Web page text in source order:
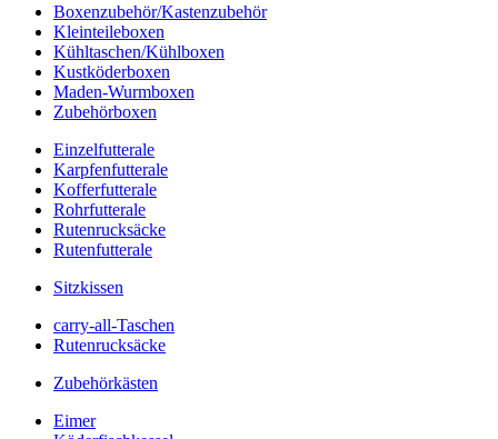
Boxenzubehör/Kastenzubehör
Kleinteileboxen
Kühltaschen/Kühlboxen
Kustköderboxen
Maden-Wurmboxen
Zubehörboxen
Einzelfutterale
Karpfenfutterale
Kofferfutterale
Rohrfutterale
Rutenrucksäcke
Rutenfutterale
Sitzkissen
carry-all-Taschen
Rutenrucksäcke
Zubehörkästen
Eimer